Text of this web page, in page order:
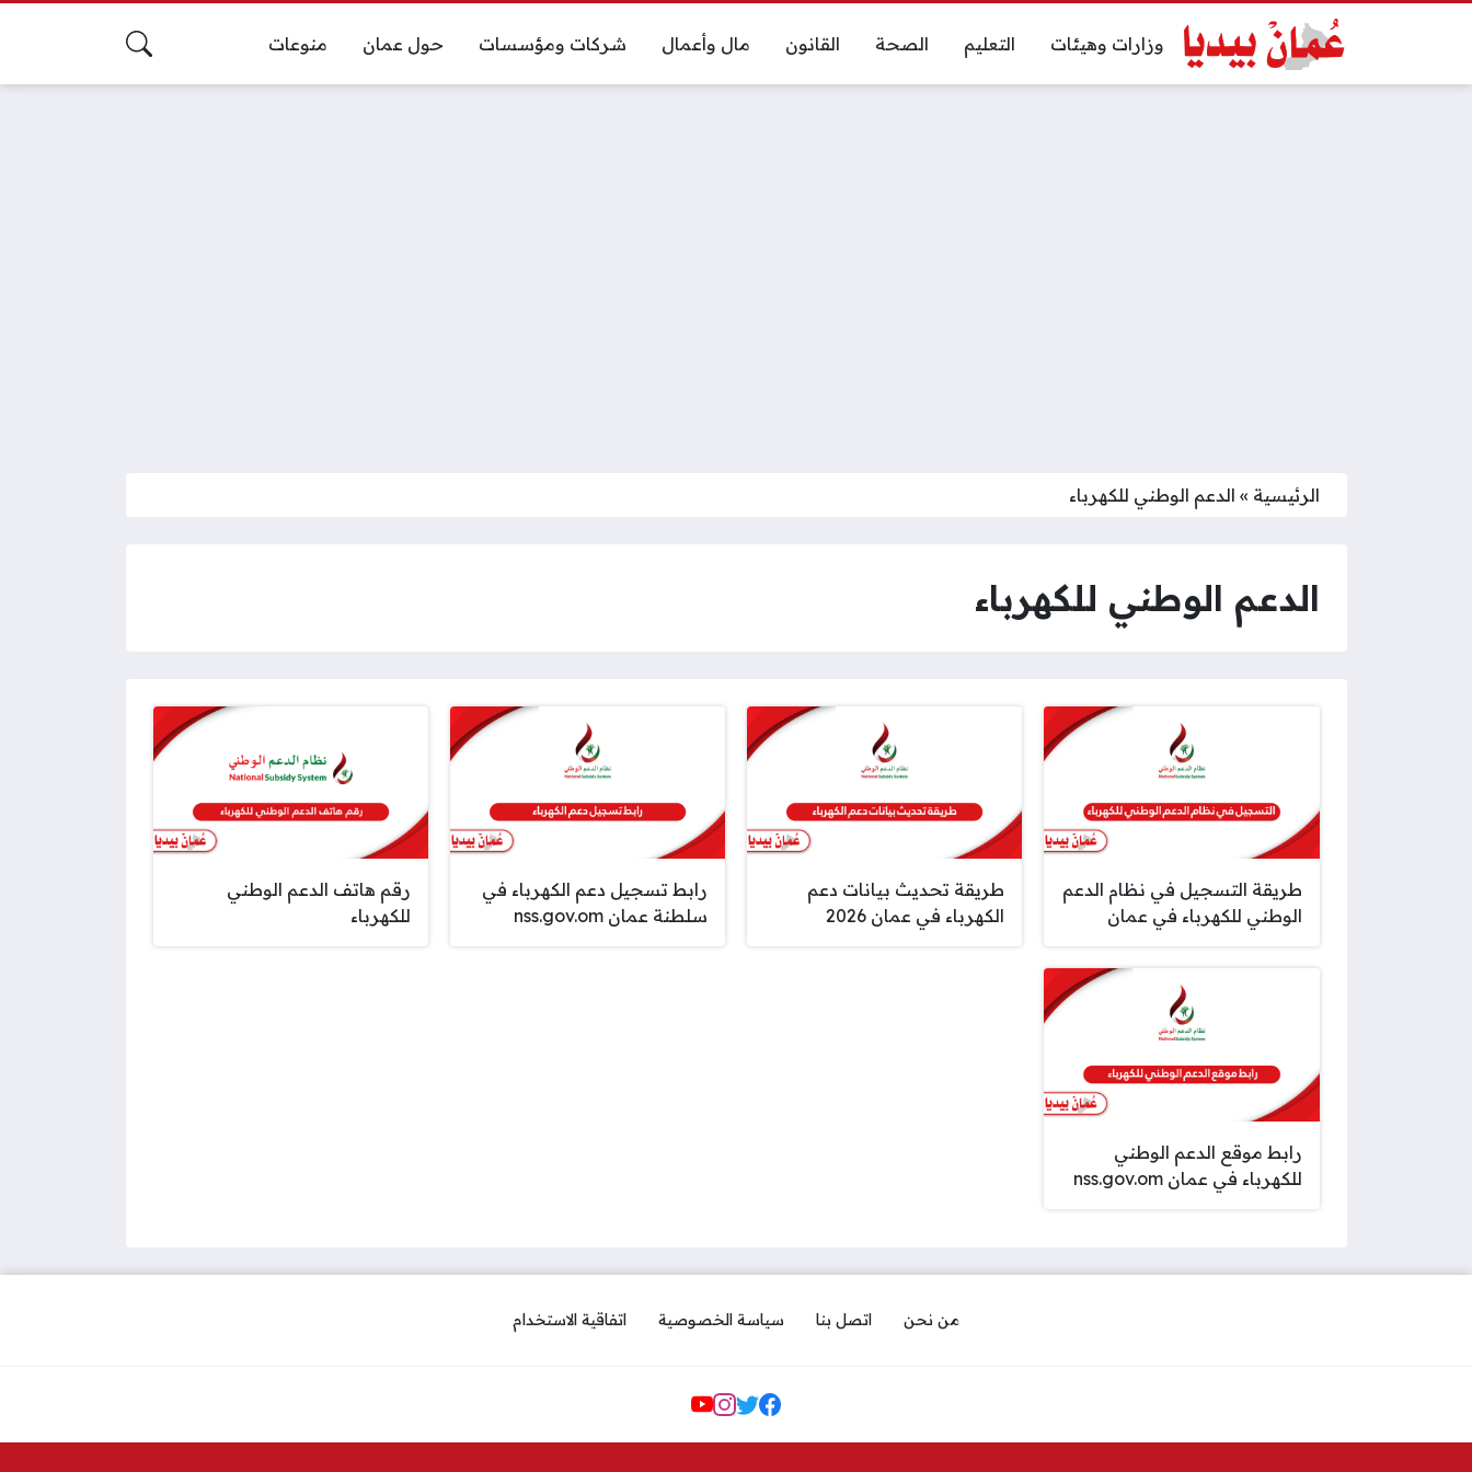
وزارات وهيئات التعليم الصحة القانون مال وأعمال شركات ومؤسسات حول عمان منوعات
الرئيسية » الدعم الوطني للكهرباء
الدعم الوطني للكهرباء
طريقة التسجيل في نظام الدعم
الوطني للكهرباء في عمان
طريقة تحديث بيانات دعم
الكهرباء في عمان 2026
رابط تسجيل دعم الكهرباء في
سلطنة عمان nss.gov.om
رقم هاتف الدعم الوطني
للكهرباء
رابط موقع الدعم الوطني
للكهرباء في عمان nss.gov.om
من نحن اتصل بنا سياسة الخصوصية اتفاقية الاستخدام
Social Links